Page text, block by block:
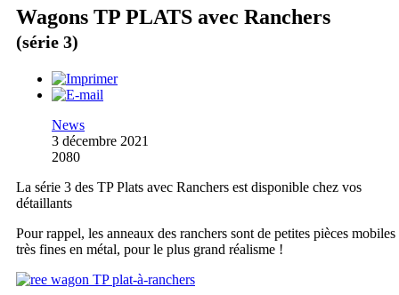
Wagons TP PLATS avec Ranchers
(série 3)
News
3 décembre 2021
2080
La série 3 des TP Plats avec Ranchers est disponible chez vos
détaillants
Pour rappel, les anneaux des ranchers sont de petites pièces mobiles
très fines en métal, pour le plus grand réalisme !